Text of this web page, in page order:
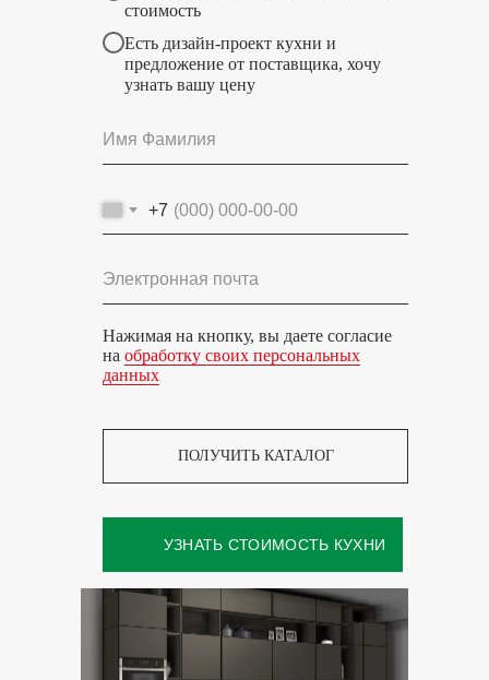
стоимость
Есть дизайн-проект кухни и
предложение от поставщика, хочу
узнать вашу цену
+7
Нажимая на кнопку, вы даете согласие
на обработку своих персональных
данных
ПОЛУЧИТЬ КАТАЛОГ
УЗНАТЬ СТОИМОСТЬ КУХНИ